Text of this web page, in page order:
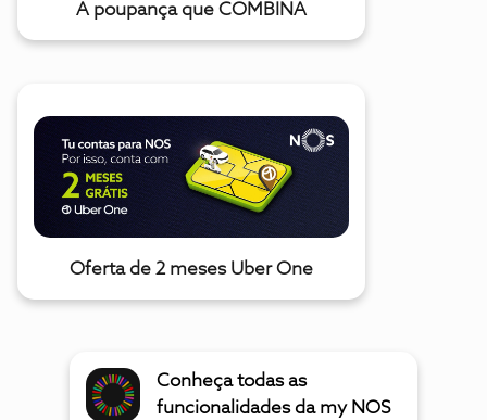
A poupança que COMBINA
Oferta de 2 meses Uber One
Conheça todas as
funcionalidades da my NOS